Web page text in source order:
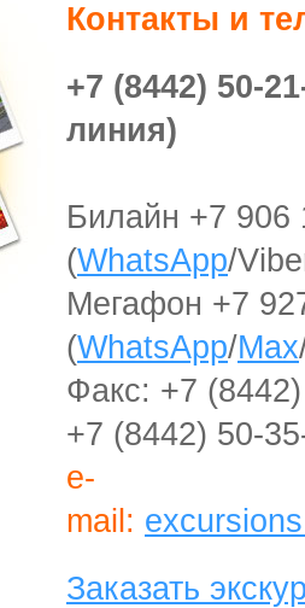
Контакты и
+7 (8442) 50-
линия)
Билайн +7 906
(WhatsApp/
Мегафон +7
(WhatsApp/Max
Факс: +7
+7 (8442) 50-
e-
mail:
Заказать